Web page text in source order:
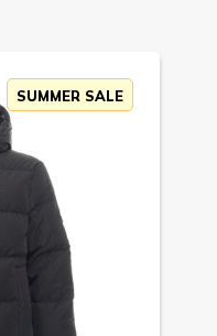
SUMMER SALE